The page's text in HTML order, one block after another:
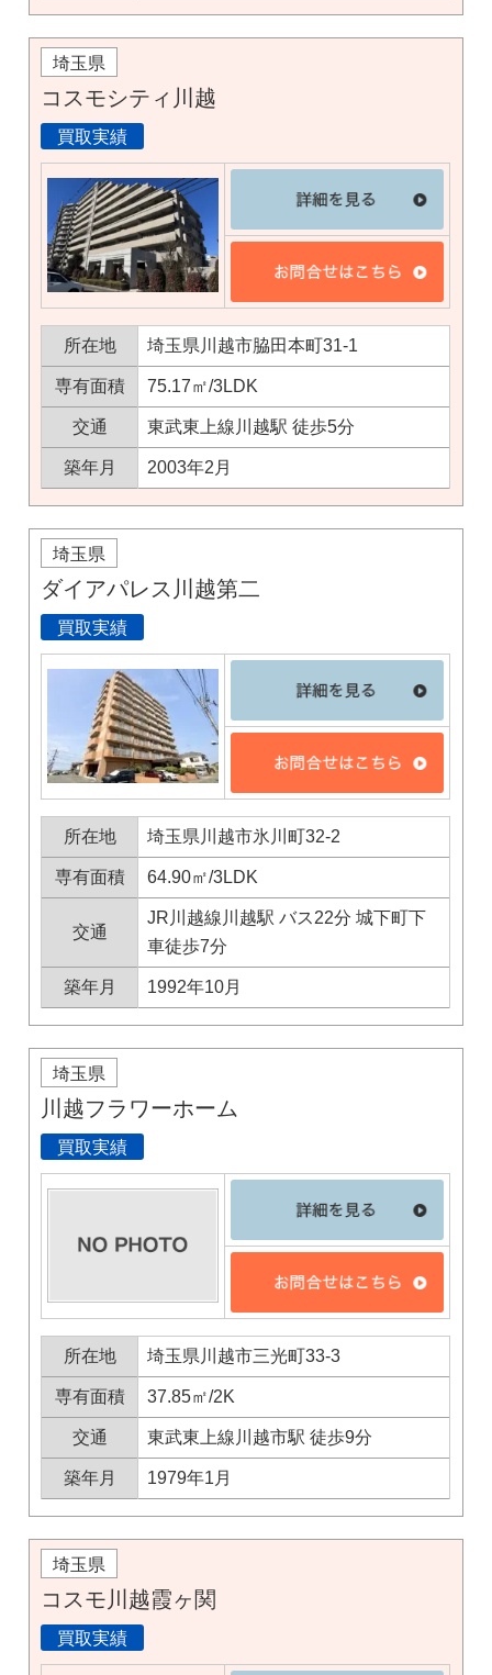
埼玉県
コスモシティ川越
買取実績
所在地 埼玉県川越市脇田本町31-1
専有面積 75.17㎡/3LDK
交通 東武東上線川越駅 徒歩5分
築年月 2003年2月
埼玉県
ダイアパレス川越第二
買取実績
所在地 埼玉県川越市氷川町32-2
専有面積 64.90㎡/3LDK
交通
JR川越線川越駅 バス22分 城下町下
車徒歩7分
築年月 1992年10月
埼玉県
川越フラワーホーム
買取実績
所在地 埼玉県川越市三光町33-3
専有面積 37.85㎡/2K
交通 東武東上線川越市駅 徒歩9分
築年月 1979年1月
埼玉県
コスモ川越霞ヶ関
買取実績